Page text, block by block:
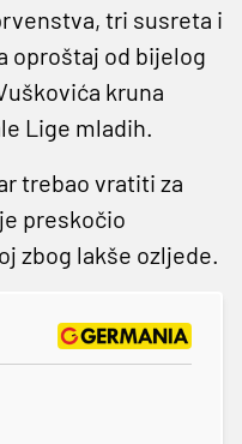
tri susreta i
oproštaj od bijelog
kruna
Lige mladih.
trebao vratiti za
preskočio
zbog lakše ozljede.